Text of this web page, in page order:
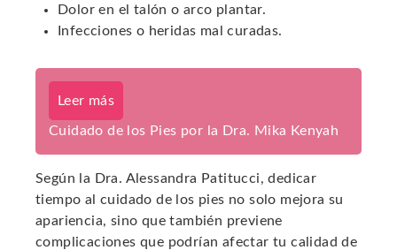
Dolor en el talón o arco plantar.
Infecciones o heridas mal curadas.
Leer más
Cuidado de los Pies por la Dra. Mika Kenyah
Según la Dra. Alessandra Patitucci, dedicar
tiempo al cuidado de los pies no solo mejora su
apariencia, sino que también previene
complicaciones que podrían afectar tu calidad de